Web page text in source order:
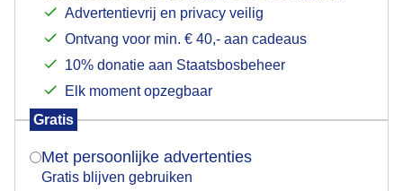
Advertentievrij en privacy veilig
Ontvang voor min. € 40,- aan cadeaus
10% donatie aan Staatsbosbeheer
Elk moment opzegbaar
Gratis
Met persoonlijke advertenties
Gratis blijven gebruiken
Indien je hier nog geen akkoord op hebt gegeven,
verschijnt er zo een pop-up uit je browser waarin
Is goed, toon de popup